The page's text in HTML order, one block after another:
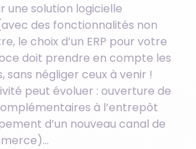
une solution logicielle
des fonctionnalités non
le choix d’un ERP pour votre
doit prendre en compte les
sans négliger ceux à venir !
peut évoluer : ouverture de
à l’entrepôt
d’un nouveau canal de